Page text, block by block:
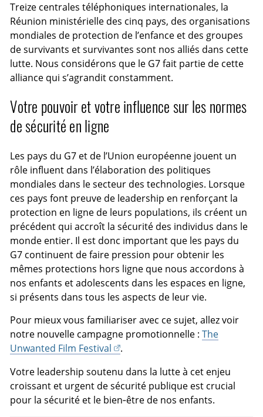
Treize centrales téléphoniques internationales, la
Réunion ministérielle des cinq pays, des organisations
mondiales de protection de l’enfance et des groupes
de survivants et survivantes sont nos alliés dans cette
lutte. Nous considérons que le G7 fait partie de cette
alliance qui s’agrandit constamment.
Votre pouvoir et votre influence sur les normes
de sécurité en ligne
Les pays du G7 et de l’Union européenne jouent un
rôle influent dans l’élaboration des politiques
mondiales dans le secteur des technologies. Lorsque
ces pays font preuve de leadership en renforçant la
protection en ligne de leurs populations, ils créent un
précédent qui accroît la sécurité des individus dans le
monde entier. Il est donc important que les pays du
G7 continuent de faire pression pour obtenir les
mêmes protections hors ligne que nous accordons à
nos enfants et adolescents dans les espaces en ligne,
si présents dans tous les aspects de leur vie.
Pour mieux vous familiariser avec ce sujet, allez voir
notre nouvelle campagne promotionnelle :The
Unwanted Film Festival
.
Votre leadership soutenu dans la lutte à cet enjeu
croissant et urgent de sécurité publique est crucial
pour la sécurité et le bien‑être de nos enfants.